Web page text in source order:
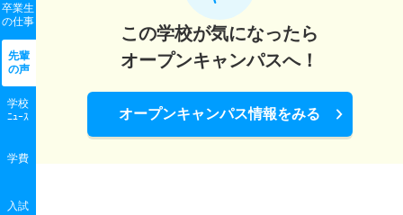
卒業生
の仕事
先輩
の声
学校
ﾆｭｰｽ
学費
入試
この学校が気になったら
オープンキャンパスへ！
オープンキャンパス情報をみる